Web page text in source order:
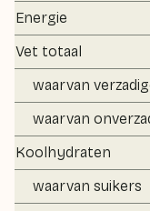
Energie
Vet totaal
waarvan
waarvan
Koolhydraten
waarvan suikers